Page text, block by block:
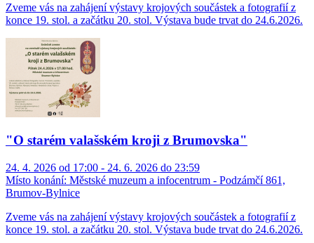
Zveme vás na zahájení výstavy krojových součástek a fotografií z
konce 19. stol. a začátku 20. stol. Výstava bude trvat do 24.6.2026.
"O starém valašském kroji z Brumovska"
24. 4. 2026 od 17:00 - 24. 6. 2026 do 23:59
Místo konání: Městské muzeum a infocentrum - Podzámčí 861,
Brumov-Bylnice
Zveme vás na zahájení výstavy krojových součástek a fotografií z
konce 19. stol. a začátku 20. stol. Výstava bude trvat do 24.6.2026.